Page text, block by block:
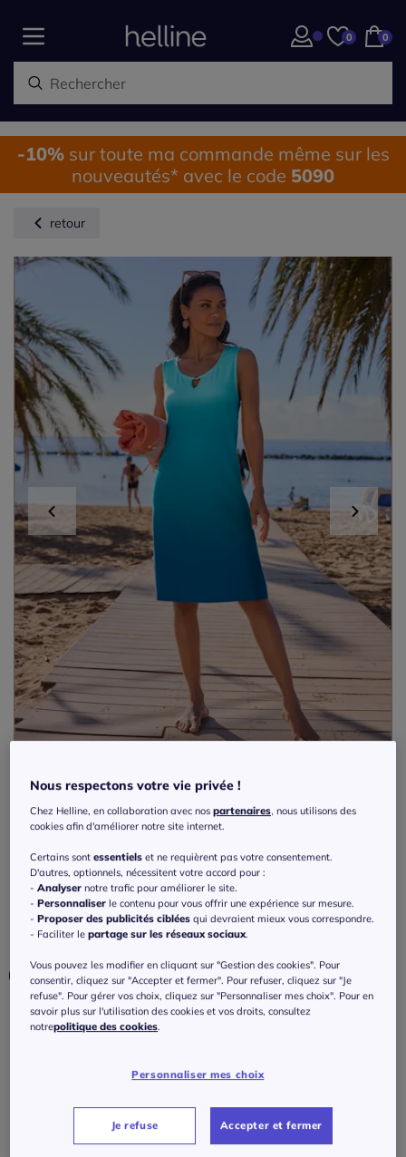
0 0
-10%sur toute ma commande même sur les
nouveautés* avec le code 5090
retour
Robe d'été jersey fin avec col rond et
coupe évasée
Réf : 698.673.057 3 / 5- 9avis
Couleur :aigue-marine-bleu pétrole
Choisir une couleur :
Taille :
42/44 -Disponible dans 4 semaines
Nous respectons votre vie privée !
Chez Helline, en collaboration avec nospartenaires, nous utilisons des
cookies afin d'améliorer notre site internet.
Certains sontessentiels et ne requièrent pas votre consentement.
D'autres, optionnels, nécessitent votre accord pour :
-Analyser notre trafic pour améliorer le site.
-Personnaliser le contenu pour vous offrir une expérience sur mesure.
-Proposer des publicités ciblées qui devraient mieux vous correspondre.
- Faciliter lepartage sur les réseaux sociaux.
Vous pouvez les modifier en cliquant sur "Gestion des cookies". Pour
consentir, cliquez sur "Accepter et fermer". Pour refuser, cliquez sur "Je
refuse". Pour gérer vos choix, cliquez sur "Personnaliser mes choix". Pour en
savoir plus sur l'utilisation des cookies et vos droits, consultez
notrepolitique des cookies.
Personnaliser mes choix
Je refuse Accepter et fermer